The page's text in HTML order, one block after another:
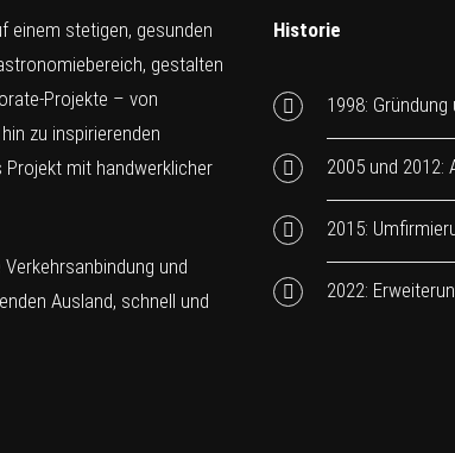
einem stetigen, gesunden
gestalten
Projekte – von
zu inspirierenden
Projekt mit handwerklicher
und
Ausland, schnell und
Historie
1998:
2005 und 2012:
2015:
2022: